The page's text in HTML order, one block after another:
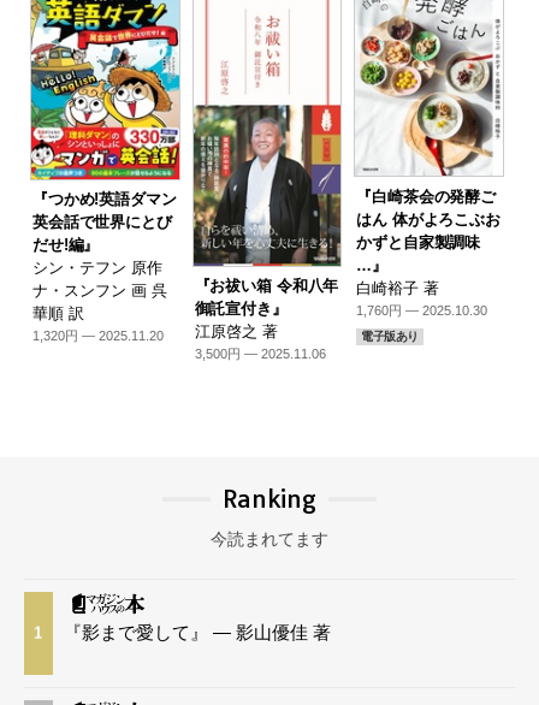
『つかめ!英語ダマン
英会話で世界にとび
だせ!編』
シン・テフン 原作
ナ・スンフン 画 呉
華順 訳
1,320円 — 2025.11.20
『お祓い箱 令和八年
御託宣付き』
江原啓之 著
3,500円 — 2025.11.06
『白崎茶会の発酵ご
はん 体がよろこぶお
かずと自家製調味
…』
白崎裕子 著
1,760円 — 2025.10.30
電子版あり
Ranking
今読まれてます
1 『影まで愛して』 — 影山優佳 著